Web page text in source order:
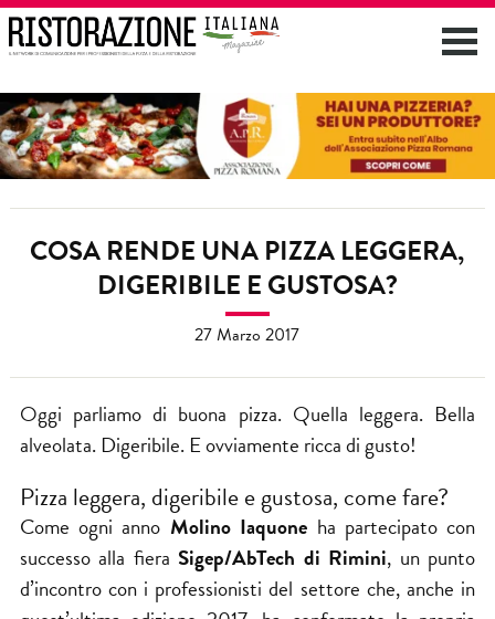
COSA RENDE UNA PIZZA LEGGERA,
DIGERIBILE E GUSTOSA?
27 Marzo 2017
Oggi parliamo di buona pizza. Quella leggera. Bella
alveolata. Digeribile. E ovviamente ricca di gusto!
Pizza leggera, digeribile e gustosa, come fare?
Come ogni anno Molino Iaquone ha partecipato con
successo alla fiera Sigep/AbTech di Rimini, un punto
d’incontro con i professionisti del settore che, anche in